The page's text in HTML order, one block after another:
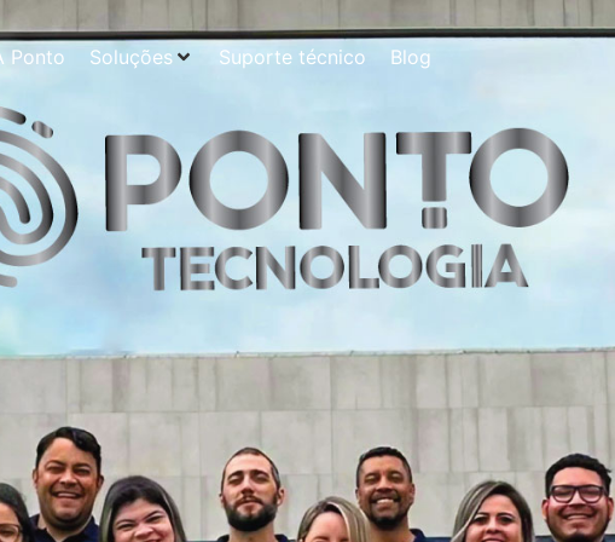
Ponto Soluções Suporte técnico Blog